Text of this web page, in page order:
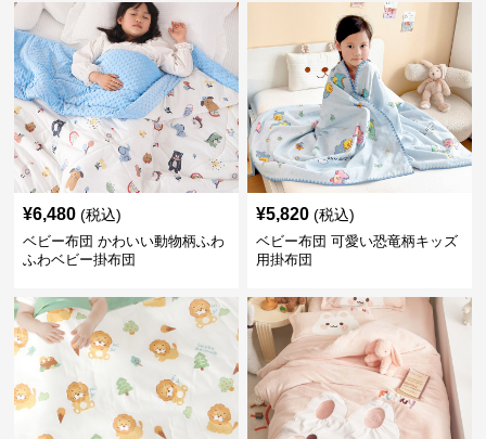
¥6,480 (税込)
ベビー布団 かわいい動物柄ふわ
ふわベビー掛布団
¥5,820 (税込)
ベビー布団 可愛い恐竜柄キッズ
用掛布団